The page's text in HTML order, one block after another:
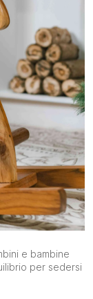
e bambine
per sedersi